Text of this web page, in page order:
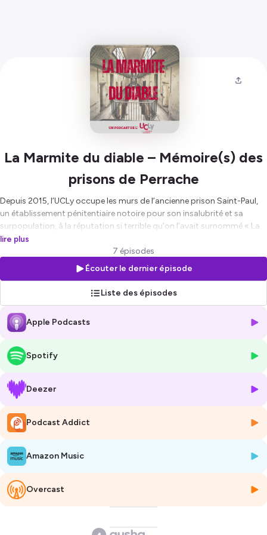
La Marmite du diable – Mémoire(s) des
prisons de Perrache
Depuis 2015, l’UCLy occupe les murs de l’ancienne prison Saint-Paul,
un établissement pénitentiaire notoire pour son insalubrité et sa
surpopulation, à la réputation si terrible qu’on l’avait surnommé « La
Marmite du Diable ». Dans ce podcast, nous avons voulu animer la
mémoire de ces murs aux côtés de nos invités, qu’ils soient anciens
détenus et surveillants, mais aussi historiens, philosophes ou artistes…
Une Histoire de souffrance, d’enfermement, mais aussi et surtout
d'une profonde humanité.
Hébergé par Ausha. Visitez
pour plus d'informations.
lire plus
7 épisodes
Écouter le dernier épisode
Liste des épisodes
Apple Podcasts
Spotify
Deezer
Podcast Addict
Amazon Music
Overcast